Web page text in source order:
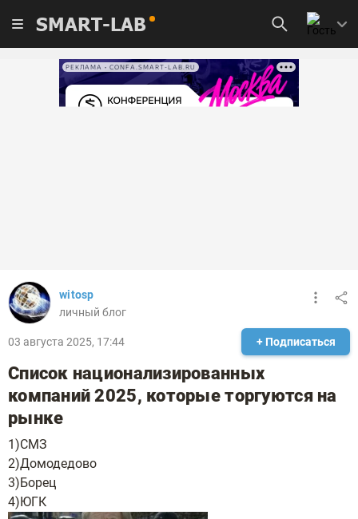
SMART-LAB
РЕКЛАМА • CONFA.SMART-LAB.RU
witosp
личный блог
03 августа 2025, 17:44 + Подписаться
Список национализированных
компаний 2025, которые торгуются на
рынке
1)СМЗ
2)Домодедово
3)Борец
4)ЮГК